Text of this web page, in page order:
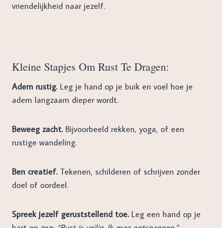
vriendelijkheid naar jezelf.
Kleine Stapjes Om Rust Te Dragen:
Adem rustig.Leg je hand op je buik en voel hoe je
adem langzaam dieper wordt.
Beweeg zacht.Bijvoorbeeld rekken, yoga, of een
rustige wandeling.
Ben creatief.Tekenen, schilderen of schrijven zonder
doel of oordeel.
Spreek jezelf geruststellend toe.Leg een hand op je